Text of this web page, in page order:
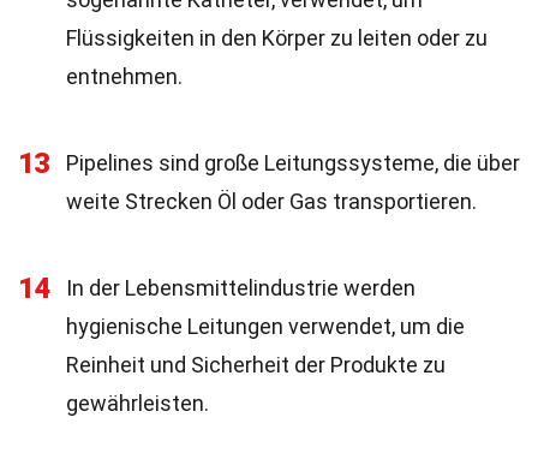
Flüssigkeiten in den Körper zu leiten oder zu
entnehmen.
13
Pipelines sind große Leitungssysteme, die über
weite Strecken Öl oder Gas transportieren.
14
In der Lebensmittelindustrie werden
hygienische Leitungen verwendet, um die
Reinheit und Sicherheit der Produkte zu
gewährleisten.